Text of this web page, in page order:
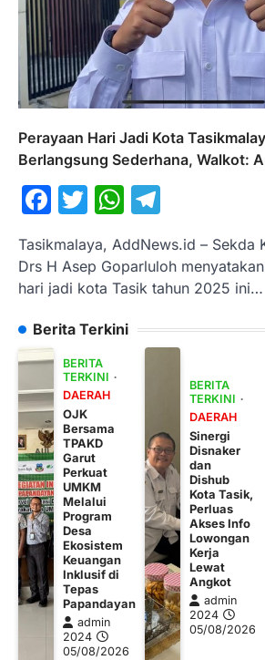
Perayaan Hari Jadi Kota
Berlangsung Sederhana, Walkot:
Facebook
TwitterWhatsApp
Tasikmalaya, AddNews.id – Sekda
Drs H Asep Goparluloh
hari jadi kota Tasik tahun 2025 ini…
Berita Terkini
BERITA
TERKINI
DAERAH
OJK
Bersama
TPAKD
Garut
Perkuat
UMKM
Melalui
Program
Desa
Ekosistem
Keuangan
Inklusif di
Tepas
Papandayan
admin
2024
05/08/2026
BERITA
TERKINI
DAERAH
Sinergi
Disnaker
dan
Dishub
Kota Tasik,
Perluas
Akses Info
Lowongan
Kerja
Lewat
Angkot
admin
2024
05/08/2026